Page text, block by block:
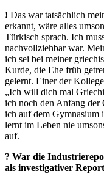
! Das war tatsächlich
erkannt, wäre alles
Türkisch sprach. Ich
nachvollziehbar war.
ich sei bei meiner
Kurde, die Ehe früh
gelernt. Einer der
„Ich will dich mal
ich noch den Anfang der
ich auf dem Gymnasium
lernt im Leben nie
auf.
? War die
als investigativer